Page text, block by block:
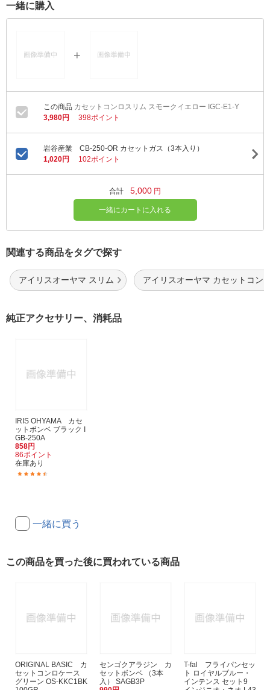
一緒に購入
カセットコンロスリム スモークイエロー IGC-E1-Y
3,980円
398ポイント
岩谷産業 CB-250-OR カセットガス（3本入り）
1,020円
102ポイント
合計 5,000 円
一緒にカートに入れる
関連する商品をタグで探す
アイリスオーヤマ スリム アイリスオーヤマ カセットコン
純正アクセサリー、消耗品
IRIS OHYAMA カセ
ットボンベ ブラック I
GB-250A
858円
86ポイント
在庫あり
一緒に買う
この商品を買った後に買われている商品
ORIGINAL BASIC カ
セットコンロケース
グリーン OS-KKC1BK
センゴクアラジン カ
セットボンベ （3本
入） SAGB3P
T-fal フライパンセッ
ト ロイヤルブルー・
インテンス セット9